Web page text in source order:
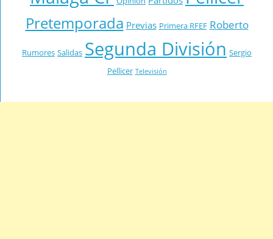
Pretemporada Previas Primera RFEF Roberto
Rumores Salidas Segunda División Sergio
Pellicer Televisión